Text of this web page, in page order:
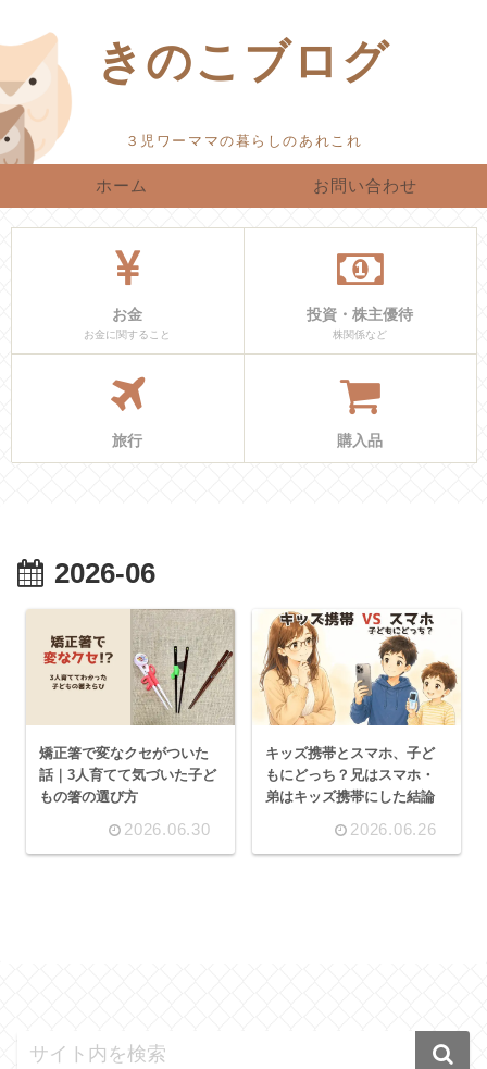
きのこブログ
ホーム お問い合わせ
お金
お金に関すること
投資・株主優待
株関係など
旅行 購入品
2026-06
矯正箸で変なクセがついた
話｜3人育てて気づいた子ど
もの箸の選び方
2026.06.30
キッズ携帯とスマホ、子ど
もにどっち？兄はスマホ・
弟はキッズ携帯にした結論
2026.06.26